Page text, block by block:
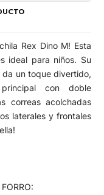
Rex Dino M! Esta
ideal para niños. Su
un toque divertido,
con doble
correas acolchadas
laterales y frontales